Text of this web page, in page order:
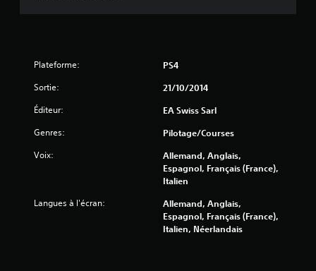
Plateforme: PS4
Sortie: 21/10/2014
Éditeur: EA Swiss Sarl
Genres: Pilotage/Courses
Voix:
Allemand, Anglais,
Espagnol, Français (France),
Italien
Langues à l'écran:
Allemand, Anglais,
Espagnol, Français (France),
Italien, Néerlandais